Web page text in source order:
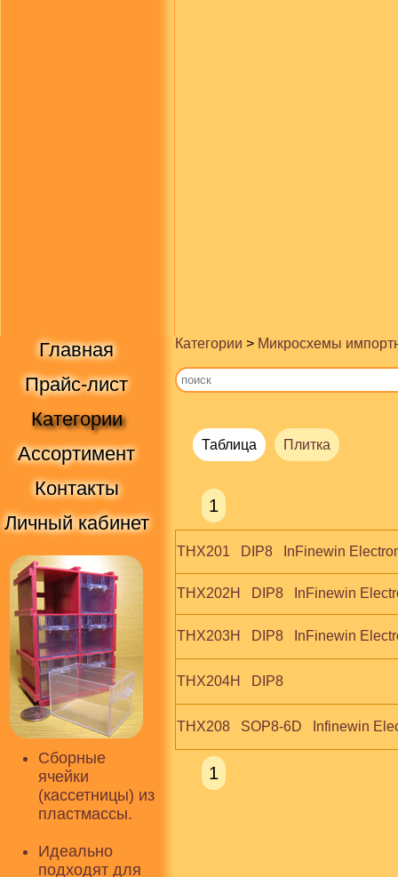
Главная
Прайс-лист
Категории
Ассортимент
Контакты
Личный кабинет
Сборные
ячейки
(кассетницы) из
пластмассы.
Идеально
подходят для
Категории > Микросхемы
Таблица Плитка
1
THX201   DIP8   InFinewin
THX202H   DIP8   InFinewin
THX203H   DIP8   InFinewin
THX204H   DIP8
THX208   SOP8-6D   Infinewin
1